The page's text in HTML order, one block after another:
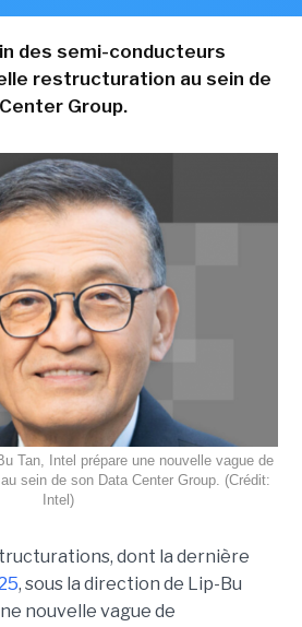
des semi-conducteurs
restructuration au sein de
Group.
Tan, Intel prépare une nouvelle vague de
sein de son Data Center Group. (Crédit:
Intel)
dont la dernière
, sous la direction de Lip-Bu
nouvelle vague de